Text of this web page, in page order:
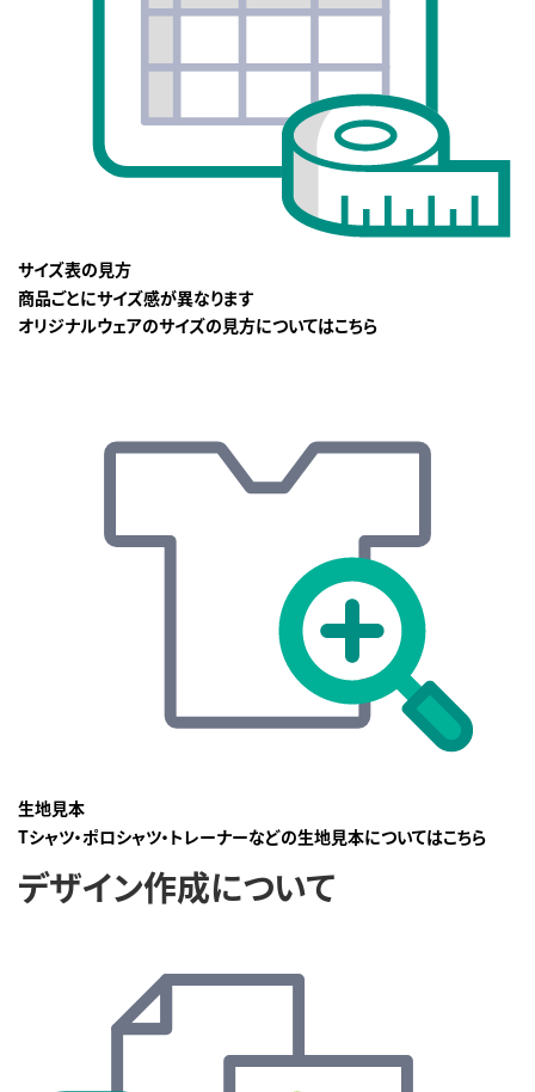
サイズ表の見方
商品ごとにサイズ感が異なります
オリジナルウェアのサイズの見方についてはこちら
生地見本
Tシャツ・ポロシャツ・トレーナーなどの生地見本についてはこちら
デザイン作成について